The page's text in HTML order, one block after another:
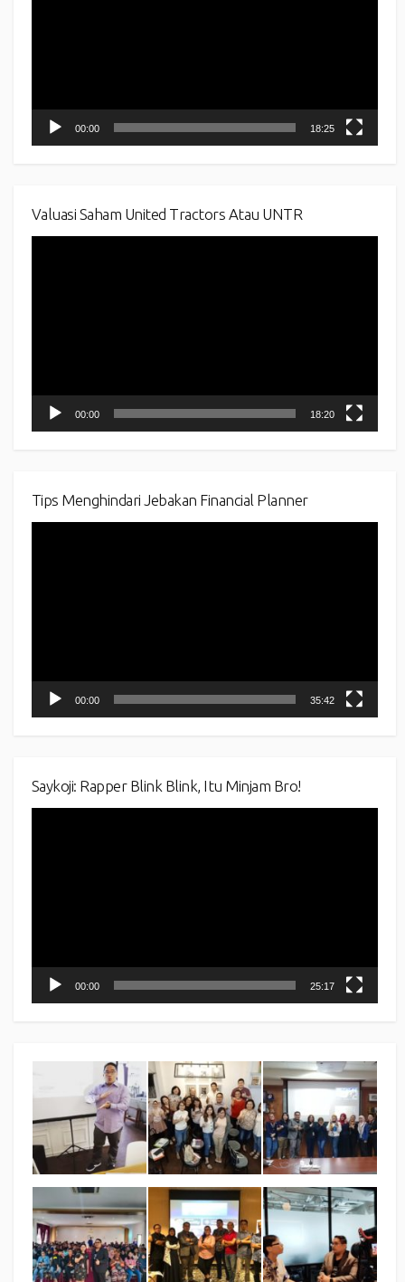
00:00 18:25
Valuasi Saham United Tractors Atau UNTR
00:00 18:20
Tips Menghindari Jebakan Financial Planner
00:00 35:42
Saykoji: Rapper Blink Blink, Itu Minjam Bro!
00:00 25:17